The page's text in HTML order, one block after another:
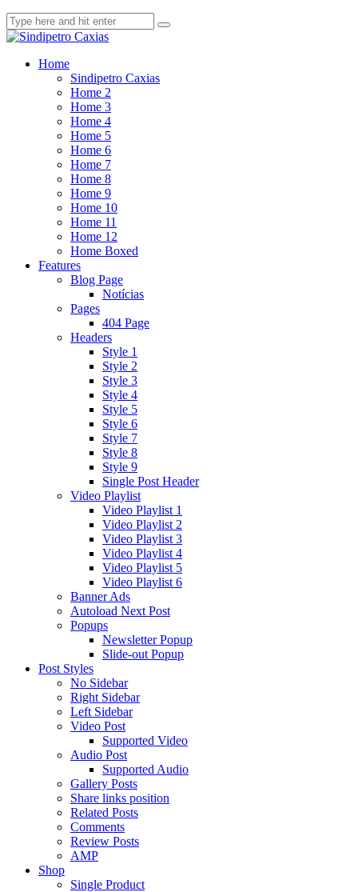
Home
Sindipetro Caxias
Home 2
Home 3
Home 4
Home 5
Home 6
Home 7
Home 8
Home 9
Home 10
Home 11
Home 12
Home Boxed
Features
Blog Page
Notícias
Pages
404 Page
Headers
Style 1
Style 2
Style 3
Style 4
Style 5
Style 6
Style 7
Style 8
Style 9
Single Post Header
Video Playlist
Video Playlist 1
Video Playlist 2
Video Playlist 3
Video Playlist 4
Video Playlist 5
Video Playlist 6
Banner Ads
Autoload Next Post
Popups
Newsletter Popup
Slide-out Popup
Post Styles
No Sidebar
Right Sidebar
Left Sidebar
Video Post
Supported Video
Audio Post
Supported Audio
Gallery Posts
Share links position
Related Posts
Comments
Review Posts
AMP
Shop
Single Product